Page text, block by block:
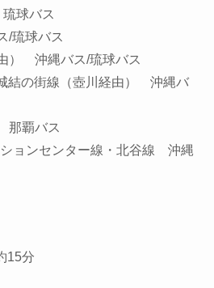
球バス
/琉球バス
） 沖縄バス/琉球バス
結の街線（壺川経由） 沖縄バ
那覇バス
ションセンター線・北谷線 沖縄
15分